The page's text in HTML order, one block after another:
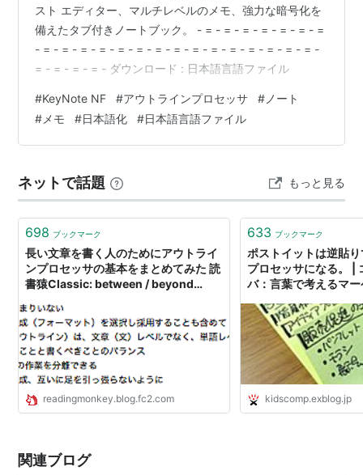
スト エディター、マルチレベルのメモ、強力な暗号化を
備えたタブ付きノートブック。 - = - = - = - = - = - = - =
- = - = - = - = - = - = - = - = - = - = - = - = - = - = - = -
= - = - = - = - ダウンロード : 日本語言語ファイル
#KeyNote NF #アウトラインプロセッサ # ノート
# メモ #日本語化 #日本語言語ファイル
ネットで話題 もっと見る
698 ブックマーク
長い文章を書く人のためにアウトライ
ンプロセッサの基本をまとめてみた 読
書猿Classic: between / beyond
readingmonkey.blog.fc2.com
633 ブックマーク
ポストイットは逆貼
プロセッサになる。 |
バ：言葉で考えるマ
グ]
kidscomp.exblog.jp
関連ブログ